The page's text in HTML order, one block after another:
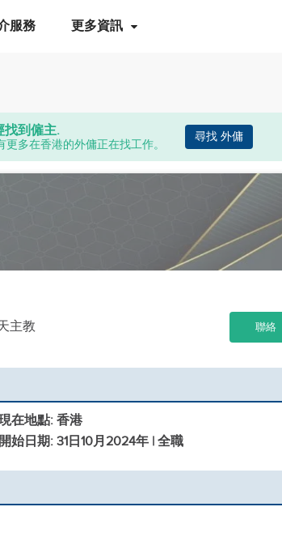
服務 更多資訊
找到僱主.
更多在香港的外傭正在找工作。
尋找 外傭
主教 聯絡
在地點: 香港
開始日期: 31日10月2024年 | 全職